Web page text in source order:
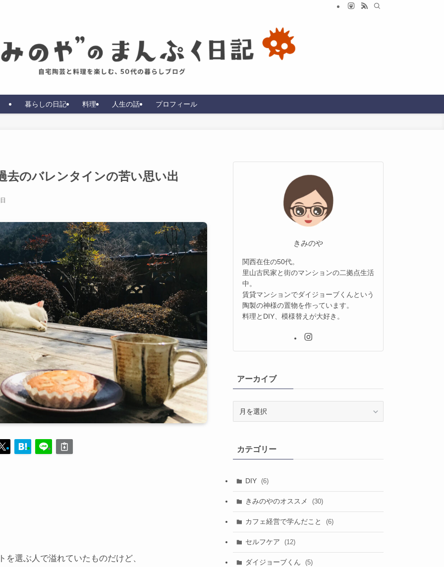
暮らしの日記 料理 人生の話 プロフィール
去のバレンタインの苦い思い出
選ぶ人で溢れていたものだけど、
きみのや
関西在住の50代。
里山古民家と街のマンションの二拠点生活
中。
賃貸マンションでダイジョーブくんという
陶製の神様の置物を作っています。
料理とDIY、模様替えが大好き。
アーカイブ
ブカテゴリー
DIY (6)
きみのやのオススメ (30)
カフェ経営で学んだこと (6)
セルフケア (12)
ダイジョーブくん (5)